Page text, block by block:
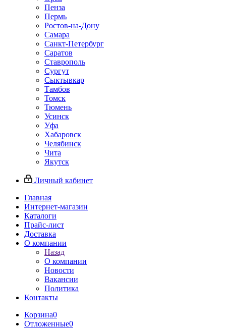
Пенза
Пермь
Ростов-на-Дону
Самара
Санкт-Петербург
Саратов
Ставрополь
Сургут
Сыктывкар
Тамбов
Томск
Тюмень
Усинск
Уфа
Хабаровск
Челябинск
Чита
Якутск
Личный кабинет
Главная
Интернет-магазин
Каталоги
Прайс-лист
Доставка
О компании
Назад
О компании
Новости
Вакансии
Политика
Контакты
Корзина0
Отложенные0